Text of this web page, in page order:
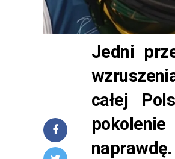
Jedni
całej